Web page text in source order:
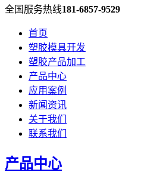
全国服务热线181-6857-9529
首页
塑胶模具开发
塑胶产品加工
产品中心
应用案例
新闻资讯
关于我们
联系我们
产品中心